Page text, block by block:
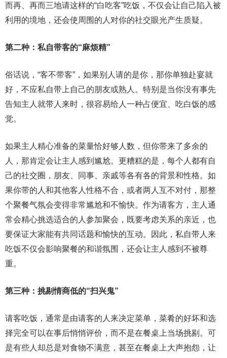
而再、再而三地请这样的“白吃客”吃饭，不仅会让自己陷入被
利用的境地，还会使周围的人对你的社交眼光产生质疑。
第二种：私自带客的“麻烦精”
俗话说，“客不带客”，如果别人请的是你，那你单独赴宴就
好，不应私自带上自己的朋友或熟人。特别是当你没有事先
告知主人就带人来时，很容易给人一种占便宜、吃白饭的感
觉。
如果主人精心准备的菜量恰好够人数，但你带来了多余的
人，那肯定会让主人感到尴尬。更糟糕的是，每个人都有自
己的社交圈，朋友、同事、亲戚等各有各的背景和性格。如
果你带的人和其他客人性格不合，或者两人互不对付，那整
个聚餐气氛会变得非常尴尬和不愉快。作为请客方，主人通
常会精心挑选适合的人参加聚会，既要考虑关系的亲近，也
要保证大家能有共同话题和愉快的互动。因此，私自带人来
吃饭不仅会影响聚餐的和谐氛围，还会让主人感到不被尊
重。
第三种：挑剔情商低的“扫兴鬼”
请客吃饭，通常是由请客的人来决定菜单，菜肴的好坏和选
择完全可以在事后悄悄评价，而不是在餐桌上当场挑剔。可
是有些人却总是对食物不满意，甚至在餐桌上大声抱怨，让